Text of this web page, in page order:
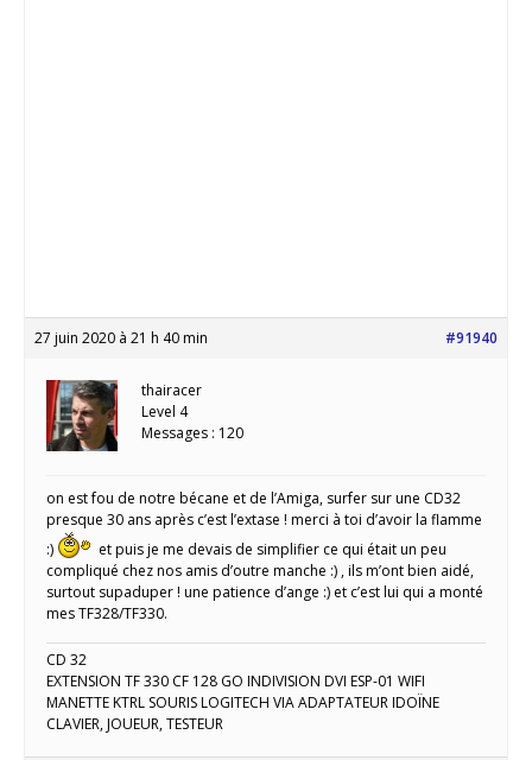
27 juin 2020 à 21 h 40 min #91940
thairacer
Level 4
Messages : 120
on est fou de notre bécane et de l’Amiga, surfer sur une CD32
presque 30 ans après c’est l’extase ! merci à toi d’avoir la flamme
:)
et puis je me devais de simplifier ce qui était un peu
compliqué chez nos amis d’outre manche :) , ils m’ont bien aidé,
surtout supaduper ! une patience d’ange :) et c’est lui qui a monté
mes TF328/TF330.
CD 32
EXTENSION TF 330 CF 128 GO INDIVISION DVI ESP-01 WIFI
MANETTE KTRL SOURIS LOGITECH VIA ADAPTATEUR IDOÏNE
CLAVIER, JOUEUR, TESTEUR